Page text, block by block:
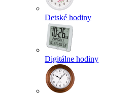
Detské hodiny
Digitálne hodiny